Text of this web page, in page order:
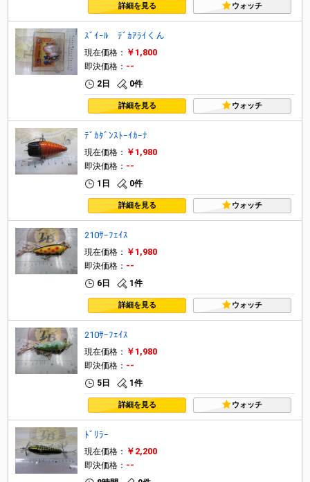
詳細を見る ウォッチ
ｽﾞｲｰﾙ ﾃﾞｶｱﾗｲくん
現在価格： ￥1,800
即決価格： --
2日 0件
詳細を見る ウォッチ
ﾃﾞｶﾀﾞﾝｽﾄｰｲｶｰﾅ
現在価格： ￥1,980
即決価格： --
1日 0件
詳細を見る ウォッチ
210ｻｰﾌｪｲｽ
現在価格： ￥1,980
即決価格： --
6日 1件
詳細を見る ウォッチ
210ｻｰﾌｪｲｽ
現在価格： ￥1,980
即決価格： --
5日 1件
詳細を見る ウォッチ
ﾄﾞﾘﾗｰ
現在価格： ￥2,200
即決価格： --